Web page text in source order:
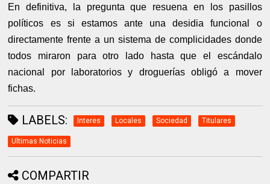
En definitiva, la pregunta que resuena en los pasillos
políticos es si estamos ante una desidia funcional o
directamente frente a un sistema de complicidades donde
todos miraron para otro lado hasta que el escándalo
nacional por laboratorios y droguerías obligó a mover
fichas.
LABELS: Interes Locales Sociedad Titulares
Ultimas Noticias
COMPARTIR